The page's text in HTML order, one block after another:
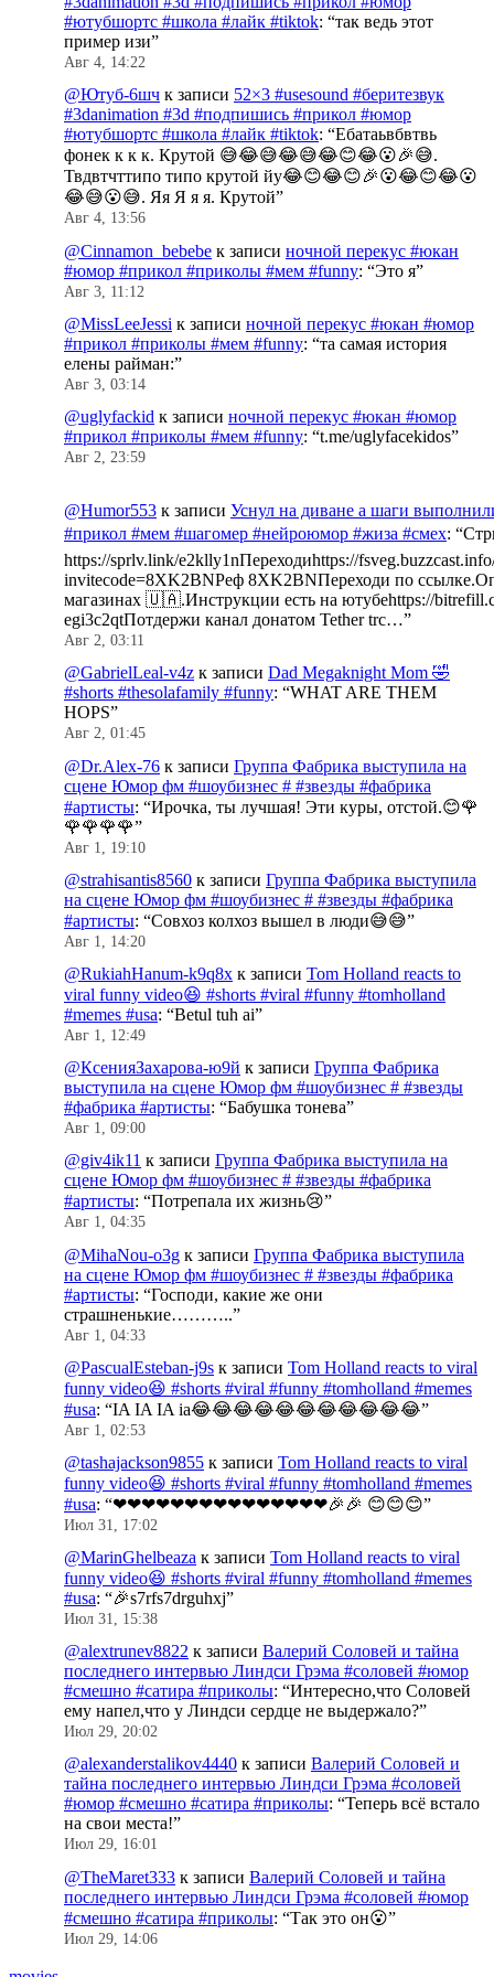
#ютубшортс #школа #лайк #tiktok: “так ведь этот
пример изи”
Авг 4, 14:22
@Ютуб-6шч к записи 52×3 #usesound #беритезвук
#3danimation #3d #подпишись #прикол #юмор
#ютубшортс #школа #лайк #tiktok: “Ебатаьвбвтвь
фонек к к к. Крутой 😅😂😅😂😅😂😊😂😮🎉😅.
Твдвтчттипо типо крутой йу😂😊😂😊🎉😮😂😊😂😮
😂😅😮😅. Яя Я я я. Крутой”
Авг 4, 13:56
@Cinnamon_bebebe к записи ночной перекус #юкан
#юмор #прикол #приколы #мем #funny: “Это я”
Авг 3, 11:12
@MissLeeJessi к записи ночной перекус #юкан #юмор
#прикол #приколы #мем #funny: “та самая история
елены райман:”
Авг 3, 03:14
@uglyfackid к записи ночной перекус #юкан #юмор
#прикол #приколы #мем #funny: “t.me/uglyfacekidos”
Авг 2, 23:59
@Humor553 к записи Уснул на диване а шаги
#прикол #мем #шагомер #нейроюмор #жиза #смех: “
https://sprlv.link/e2klly1nПереходиhttps://
invitecode=8XK2BNРеф 8XK2BNПереходи по
магазинах 🇺🇦.Инструкции есть на ютубеhttps://
egi3c2qtПотдержи канал донатом Tether trc…”
Авг 2, 03:11
@GabrielLeal-v4z к записи Dad Megaknight Mom 🤣
#shorts #thesolafamily #funny: “WHAT ARE THEM
HOPS”
Авг 2, 01:45
@Dr.Alex-76 к записи Группа Фабрика выступила на
сцене Юмор фм #шоубизнес # #звезды #фабрика
#артисты: “Ирочка, ты лучшая! Эти куры, отстой.😊🌹
🌹🌹🌹🌹”
Авг 1, 19:10
@strahisantis8560 к записи Группа Фабрика выступила
на сцене Юмор фм #шоубизнес # #звезды #фабрика
#артисты: “Совхоз колхоз вышел в люди😅😅”
Авг 1, 14:20
@RukiahHanum-k9q8x к записи Tom Holland reacts to
viral funny video😆 #shorts #viral #funny #tomholland
#memes #usa: “Betul tuh ai”
Авг 1, 12:49
@КсенияЗахарова-ю9й к записи Группа Фабрика
выступила на сцене Юмор фм #шоубизнес # #звезды
#фабрика #артисты: “Бабушка тонева”
Авг 1, 09:00
@giv4ik11 к записи Группа Фабрика выступила на
сцене Юмор фм #шоубизнес # #звезды #фабрика
#артисты: “Потрепала их жизнь😢”
Авг 1, 04:35
@MihaNou-o3g к записи Группа Фабрика выступила
на сцене Юмор фм #шоубизнес # #звезды #фабрика
#артисты: “Господи, какие же они
страшненькие………..”
Авг 1, 04:33
@PascualEsteban-j9s к записи Tom Holland reacts to viral
funny video😆 #shorts #viral #funny #tomholland #memes
#usa: “IA IA IA ia😂😂😂😂😂😂😂😂😂😂😂”
Авг 1, 02:53
@tashajackson9855 к записи Tom Holland reacts to viral
funny video😆 #shorts #viral #funny #tomholland #memes
#usa: “❤❤❤❤❤❤❤❤❤❤❤❤❤❤❤🎉🎉 😊😊😊”
Июл 31, 17:02
@MarinGhelbeaza к записи Tom Holland reacts to viral
funny video😆 #shorts #viral #funny #tomholland #memes
#usa: “🎉s7rfs7drguhxj”
Июл 31, 15:38
@alextrunev8822 к записи Валерий Соловей и тайна
последнего интервью Линдси Грэма #соловей #юмор
#смешно #сатира #приколы: “Интересно,что Соловей
ему напел,что у Линдси сердце не выдержало?”
Июл 29, 20:02
@alexanderstalikov4440 к записи Валерий Соловей и
тайна последнего интервью Линдси Грэма #соловей
#юмор #смешно #сатира #приколы: “Теперь всё встало
на свои места!”
Июл 29, 16:01
@TheMaret333 к записи Валерий Соловей и тайна
последнего интервью Линдси Грэма #соловей #юмор
#смешно #сатира #приколы: “Так это он😮”
Июл 29, 14:06